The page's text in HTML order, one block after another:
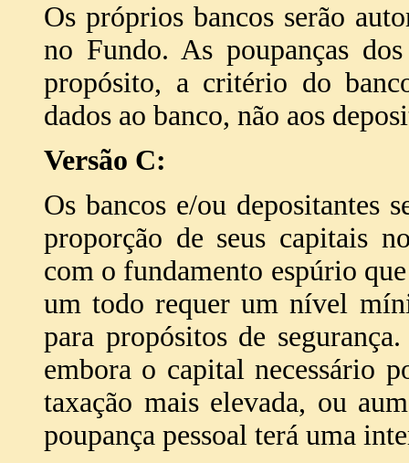
Os próprios bancos serão
no Fundo. As poupanças
propósito, a critério do
dados ao banco, não aos
Versão C:
Os bancos e/ou depositantes
proporção de seus capitais
com o fundamento espúrio
um todo requer um nível
para propósitos de
embora o capital necessário
taxação mais elevada, ou
poupança pessoal terá uma